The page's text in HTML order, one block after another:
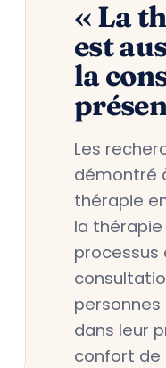
« La
est
la
Les
démontré
thérapie
la
processus
personnes
dans leur
confort de